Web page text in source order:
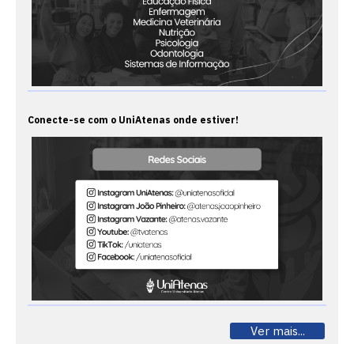
Conecte-se com o UniAtenas onde estiver!
Ver mais...